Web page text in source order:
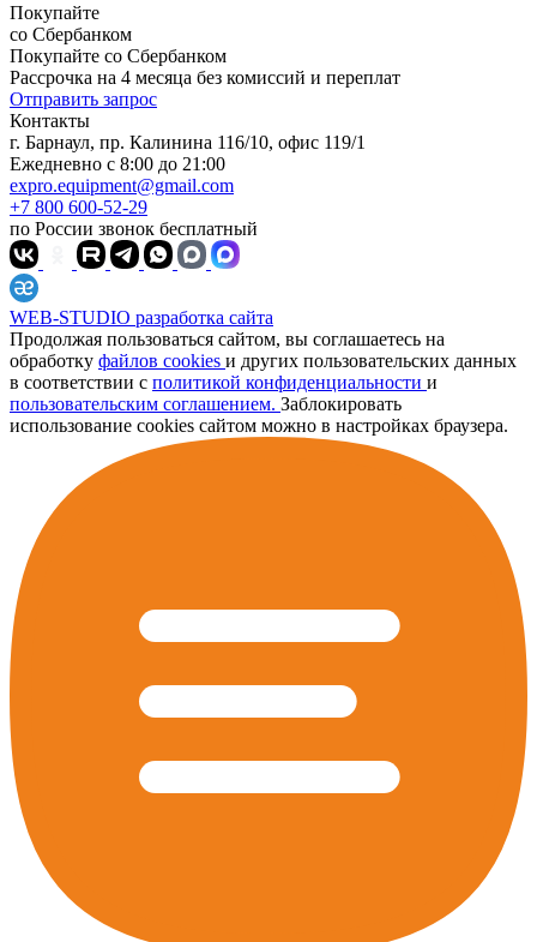
Покупайте
со Сбербанком
Покупайте со Сбербанком
Рассрочка на 4 месяца без комиссий и переплат
Отправить запрос
Контакты
г. Барнаул, пр. Калинина 116/10, офис 119/1
Ежедневно с 8:00 до 21:00
expro.equipment@gmail.com
+7 800 600-52-29
по России звонок бесплатный
WEB-STUDIO разработка сайта
Продолжая пользоваться сайтом, вы соглашаетесь на
обработку файлов cookies и других пользовательских данных
в соответствии с политикой конфиденциальности и
пользовательским соглашением. Заблокировать
использование cookies сайтом можно в настройках браузера.